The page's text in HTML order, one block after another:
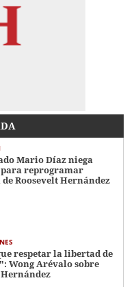
Mario Díaz niega
para reprogramar
Roosevelt Hernández
respetar la libertad de
Wong Arévalo sobre